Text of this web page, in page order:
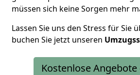
müssen sich keine Sorgen mehr
Lassen Sie uns den Stress für Sie
buchen Sie jetzt unseren
Kostenlose